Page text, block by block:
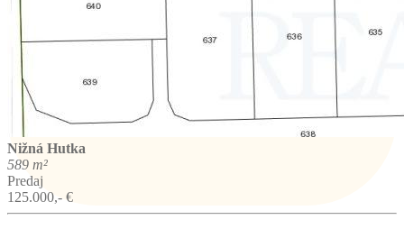
Nižná Hutka
589 m²
Predaj
125.000,- €